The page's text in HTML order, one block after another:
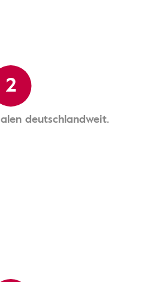
2
deutschlandweit.